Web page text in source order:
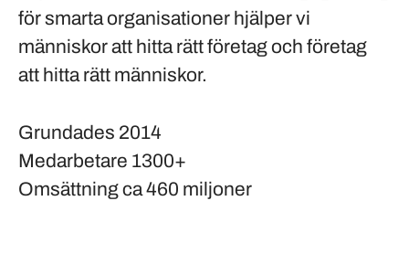
för smarta organisationer hjälper vi
människor att hitta rätt företag och företag
att hitta rätt människor.
Grundades 2014
Medarbetare 1300+
Omsättningca 460 miljoner